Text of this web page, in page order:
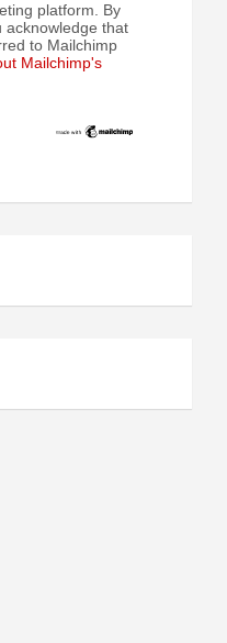
platform. By
acknowledge that
to Mailchimp
Mailchimp's